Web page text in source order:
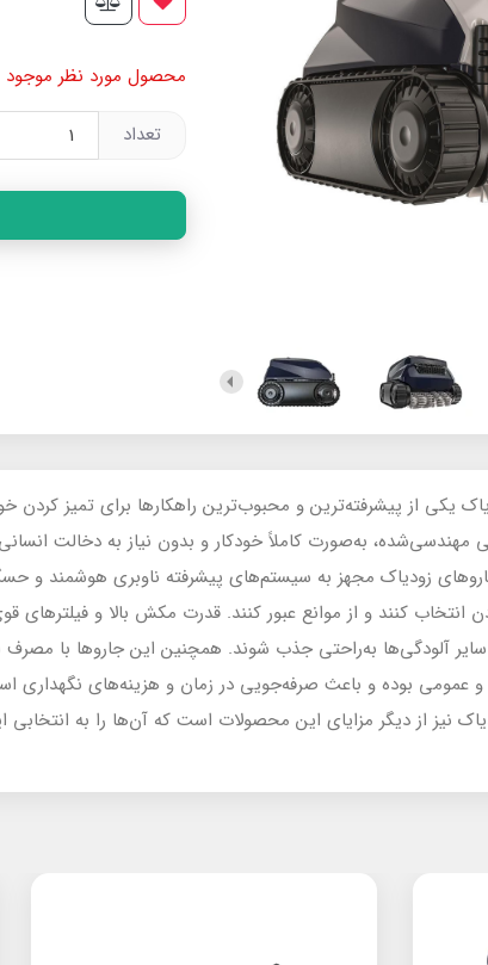
محصول مورد نظر موجود
تعداد
یکی از پیشرفته‌ترین و محبوب‌ترین راهکارها برای تمیز کردن
مهندسی‌شده، به‌صورت کاملاً خودکار و بدون نیاز به دخالت
زودیاک مجهز به سیستم‌های پیشرفته ناوبری هوشمند و
انتخاب کنند و از موانع عبور کنند. قدرت مکش بالا و
سایر آلودگی‌ها به‌راحتی جذب شوند. همچنین این جاروها با مصرف
و عمومی بوده و باعث صرفه‌جویی در زمان و هزینه‌های
نیز از دیگر مزایای این محصولات است که آن‌ها را به انتخابی